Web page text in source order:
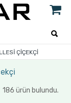
ÇIÇEKÇI
186 ürün bulundu.